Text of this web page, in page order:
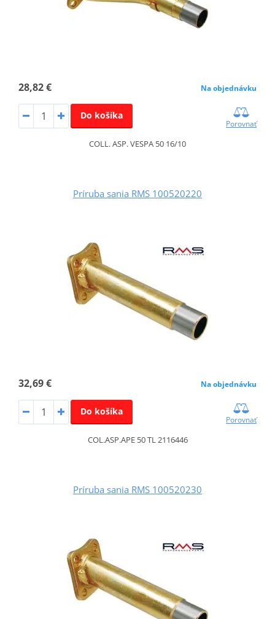
28,82 € Na objednávku
Do košíka
Porovnať
COLL. ASP. VESPA 50 16/10
Príruba sania RMS 100520220
32,69 € Na objednávku
Do košíka
Porovnať
COL.ASP.APE 50 TL 2116446
Príruba sania RMS 100520230